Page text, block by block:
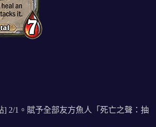
] 2/1。賦予全部友方魚人「死亡之聲：抽